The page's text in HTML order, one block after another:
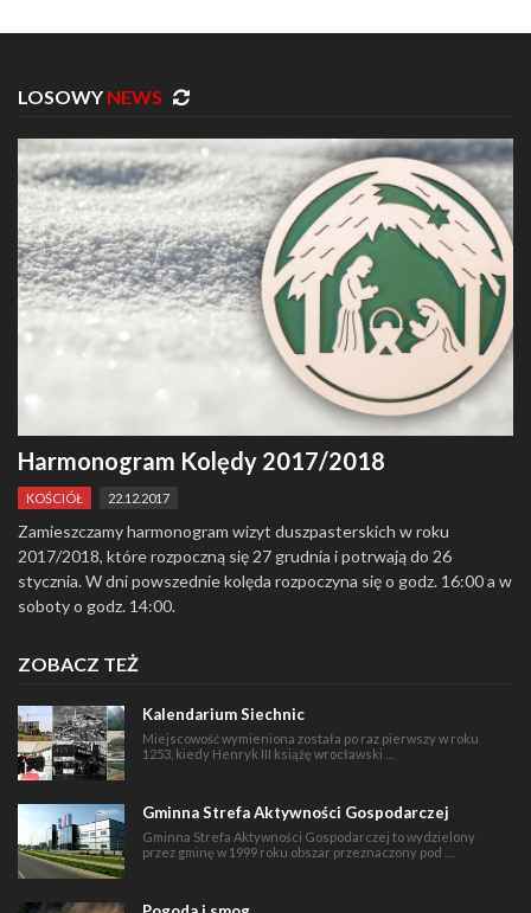
LOSOWY NEWS
Harmonogram Kolędy 2017/2018
KOŚCIÓŁ 22.12.2017
Zamieszczamy harmonogram wizyt duszpasterskich w roku
2017/2018, które rozpoczną się 27 grudnia i potrwają do 26
stycznia. W dni powszednie kolęda rozpoczyna się o godz. 16:00 a w
soboty o godz. 14:00.
ZOBACZ TEŻ
Kalendarium Siechnic
Miejscowość wymieniona została po raz pierwszy w roku
1253, kiedy Henryk III książę wrocławski …
Gminna Strefa Aktywności Gospodarczej
Gminna Strefa Aktywności Gospodarczej to wydzielony
przez gminę w 1999 roku obszar przeznaczony pod …